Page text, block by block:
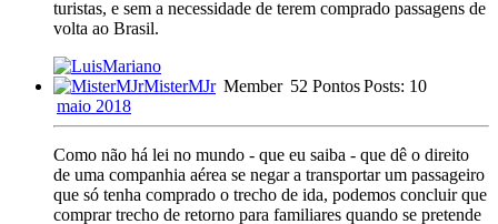
turistas, e sem a necessidade de terem comprado passagens de
volta ao Brasil.
MisterMJr Member 52 PontosPosts: 10
maio 2018
Como não há lei no mundo - que eu saiba - que dê o direito
de uma companhia aérea se negar a transportar um passageiro
que só tenha comprado o trecho de ida, podemos concluir que
comprar trecho de retorno para familiares quando se pretende